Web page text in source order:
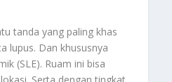
tanda yang paling khas
lupus. Dan khususnya
(SLE). Ruam ini bisa